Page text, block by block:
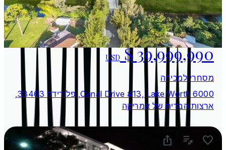
USD
מסחרי למכירה
ארצות הברית של אמריקה